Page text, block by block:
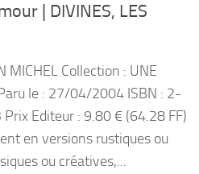
| DIVINES, LES
MICHEL Collection : UNE
le : 27/04/2004 ISBN : 2-
Editeur : 9.80 € (64.28 FF)
en versions rustiques ou
ou créatives,...